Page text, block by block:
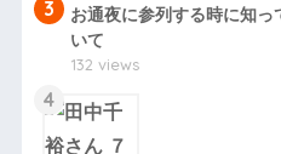
3
お通夜に参列する時に知
いて
132 views
4